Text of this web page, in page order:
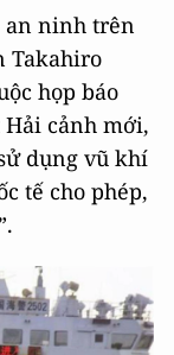
an ninh trên
Takahiro
họp báo
cảnh mới,
dụng vũ khí
tế cho phép,